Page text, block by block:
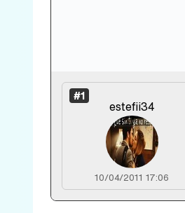
#1
estefii34
10/04/2011 17:06